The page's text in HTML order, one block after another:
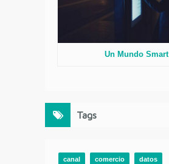
Un Mundo Smart
Tags
canal comercio datos